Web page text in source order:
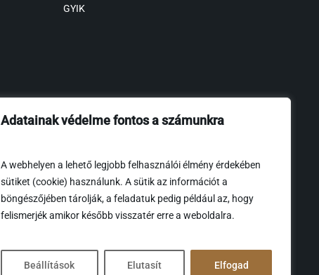
Adatainak védelme fontos a számunkra
A webhelyen a lehető legjobb felhasználói élmény érdekében
sütiket (cookie) használunk. A sütik az információt a
böngészőjében tárolják, a feladatuk pedig például az, hogy
felismerjék amikor később visszatér erre a weboldalra.
Beállítások Elutasít Elfogad
GYIK